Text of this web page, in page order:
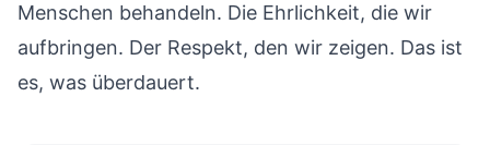
Menschen behandeln. Die Ehrlichkeit, die wir
aufbringen. Der Respekt, den wir zeigen. Das ist
es, was überdauert.